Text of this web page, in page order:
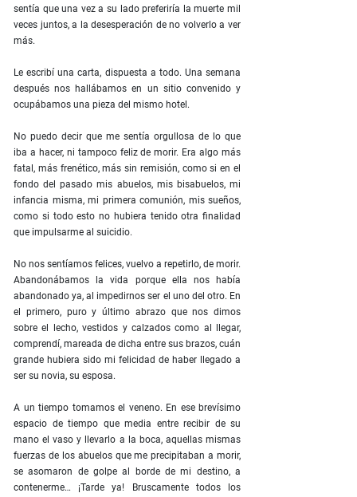
sentía que una vez a su lado preferiría la muerte mil
veces juntos, a la desesperación de no volverlo a ver
más.
Le escribí una carta, dispuesta a todo. Una semana
después nos hallábamos en un sitio convenido y
ocupábamos una pieza del mismo hotel.
No puedo decir que me sentía orgullosa de lo que
iba a hacer, ni tampoco feliz de morir. Era algo más
fatal, más frenético, más sin remisión, como si en el
fondo del pasado mis abuelos, mis bisabuelos, mi
infancia misma, mi primera comunión, mis sueños,
como si todo esto no hubiera tenido otra finalidad
que impulsarme al suicidio.
No nos sentíamos felices, vuelvo a repetirlo, de morir.
Abandonábamos la vida porque ella nos había
abandonado ya, al impedirnos ser el uno del otro. En
el primero, puro y último abrazo que nos dimos
sobre el lecho, vestidos y calzados como al llegar,
comprendí, mareada de dicha entre sus brazos, cuán
grande hubiera sido mi felicidad de haber llegado a
ser su novia, su esposa.
A un tiempo tomamos el veneno. En ese brevísimo
espacio de tiempo que media entre recibir de su
mano el vaso y llevarlo a la boca, aquellas mismas
fuerzas de los abuelos que me precipitaban a morir,
se asomaron de golpe al borde de mi destino, a
contenerme… ¡Tarde ya! Bruscamente todos los